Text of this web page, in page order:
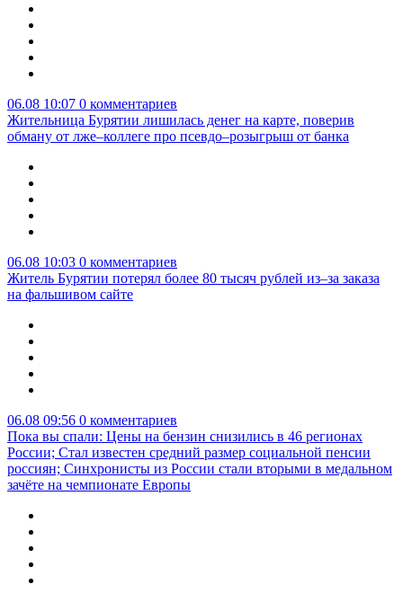
06.08 10:07 0 комментариев
Жительница Бурятии лишилась денег на карте, поверив
обману от лже–коллеге про псевдо–розыгрыш от банка
06.08 10:03 0 комментариев
Житель Бурятии потерял более 80 тысяч рублей из–за заказа
на фальшивом сайте
06.08 09:56 0 комментариев
Пока вы спали: Цены на бензин снизились в 46 регионах
России; Стал известен средний размер социальной пенсии
россиян; Синхронисты из России стали вторыми в медальном
зачёте на чемпионате Европы